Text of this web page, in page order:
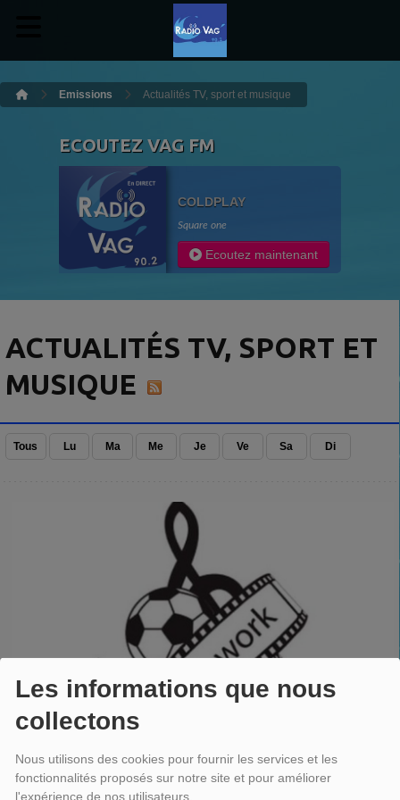
Les informations que nous
collectons
Nous utilisons des cookies pour fournir les services et les
fonctionnalités proposés sur notre site et pour améliorer
l'expérience de nos utilisateurs.
Emissions Actualités TV, sport et musique
ECOUTEZ VAG FM
COLDPLAY
Square one
Ecoutez maintenant
ACTUALITÉS TV, SPORT ET
MUSIQUE
Tous Lu Ma Me Je Ve Sa Di
AFTERWORK